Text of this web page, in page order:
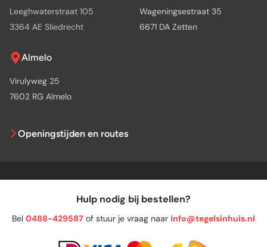
Leeghwaterstraat 105
3364 AE Sliedrecht
Wageningsestraat 35
6671 DA Zetten
Almelo
Virulyweg 25
7602 RG Almelo
Openingstijden en routes
Hulp nodig bij bestellen?
Bel 0488-429587 of stuur je vraag naar info@tegelsinhuis.nl